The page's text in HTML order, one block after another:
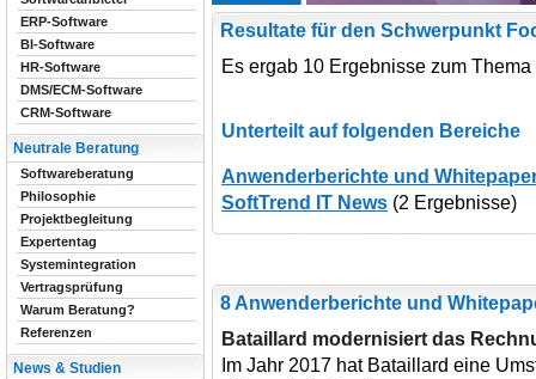
Resultate für den Schwerpunkt
Es ergab 10 Ergebnisse zum
Unterteilt auf folgenden Bereiche
Anwenderberichte und
SoftTrend IT News (2 Ergebnisse)
8 Anwenderberichte und
Bataillard modernisiert das
Im Jahr 2017 hat Bataillard eine
ERP-Software
BI-Software
HR-Software
DMS/ECM-Software
CRM-Software
Neutrale Beratung
Softwareberatung
Philosophie
Projektbegleitung
Expertentag
Systemintegration
Vertragsprüfung
Warum Beratung?
Referenzen
News & Studien